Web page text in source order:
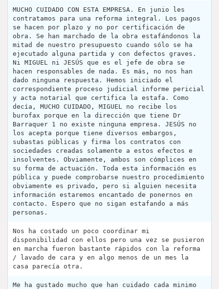
MUCHO CUIDADO CON ESTA EMPRESA. En junio les
contratamos para una reforma integral. Los pagos
se hacen por plazo y no por certificación de
obra. Se han marchado de la obra estafándonos la
mitad de nuestro presupuesto cuando sólo se ha
ejecutado alguna partida y con defectos graves.
Ni MIGUEL ni JESÚS que es el jefe de obra se
hacen responsables de nada. Es más, no nos han
dado ninguna respuesta. Hemos iniciado el
correspondiente proceso judicial informe pericial
y acta notarial que certifica la estafa. Como
decía, MUCHO CUIDADO, MIGUEL no recibe los
burofax porque en la dirección que tiene Dr
Barraquer 1 no existe ninguna empresa. JESÚS no
los acepta porque tiene diversos embargos,
subastas públicas y firma los contratos con
sociedades creadas solamente a estos efectos e
insolventes. Obviamente, ambos son cómplices en
su forma de actuación. Toda esta información es
pública y puede comprobarse nuestro procedimiento
obviamente es privado, pero si alguien necesita
información estaremos encantado de ponernos en
contacto. Espero que no sigan estafando a más
personas.
Nos ha costado un poco coordinar mi
disponibilidad con ellos pero una vez se pusieron
en marcha fueron bastante rápidos con la reforma
/ lavado de cara y en algo menos de un mes la
casa parecía otra.
Me ha gustado mucho que han cuidado cada minimo